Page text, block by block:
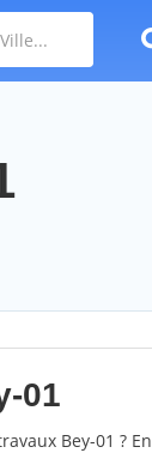
01
Bey-01 ? En